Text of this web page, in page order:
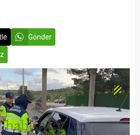
Gönder